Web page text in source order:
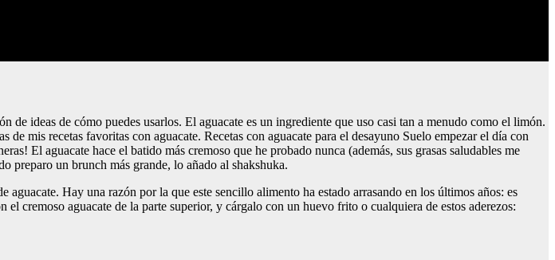
ideas de cómo puedes usarlos. El aguacate es un ingrediente que uso casi tan a menudo como el limón.
mis recetas favoritas con aguacate. Recetas con aguacate para el desayuno Suelo empezar el día con
El aguacate hace el batido más cremoso que he probado nunca (además, sus grasas saludables me
preparo un brunch más grande, lo añado al shakshuka.
Hay una razón por la que este sencillo alimento ha estado arrasando en los últimos años: es
cremoso aguacate de la parte superior, y cárgalo con un huevo frito o cualquiera de estos aderezos: